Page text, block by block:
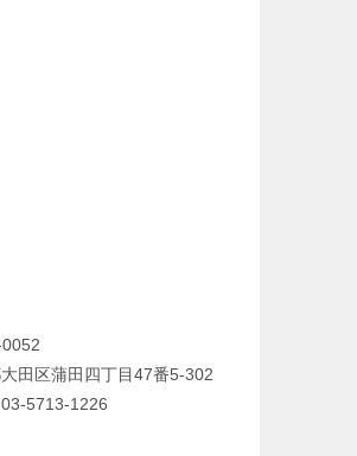
田区蒲田四丁目47番5-302
5713-1226